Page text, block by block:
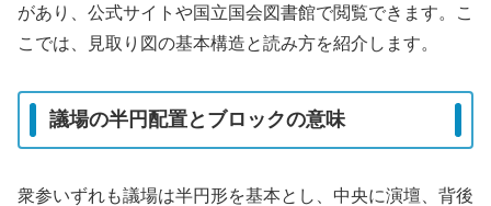
があり、公式サイトや国立国会図書館で閲覧できます。こ
こでは、見取り図の基本構造と読み方を紹介します。
議場の半円配置とブロックの意味
衆参いずれも議場は半円形を基本とし、中央に演壇、背後